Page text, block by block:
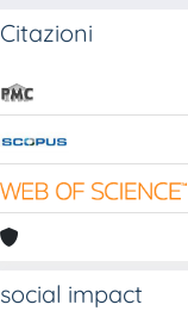
Citazioni
social impact